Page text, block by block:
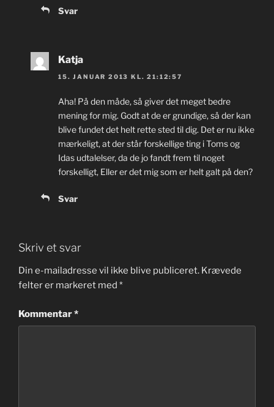
Svar
Katja
15. JANUAR 2013 KL. 21:12:57
Aha! På den måde, så giver det meget bedre
mening for mig. Godt at de er grundige, så der kan
blive fundet det helt rette sted til dig. Det er nu ikke
mærkeligt, at der står forskellige ting i Toms og
Idas udtalelser, da de jo fandt frem til noget
forskelligt, Eller er det mig som er helt galt på den?
Svar
Skriv et svar
Din e-mailadresse vil ikke blive publiceret. Krævede
felter er markeret med *
Kommentar*